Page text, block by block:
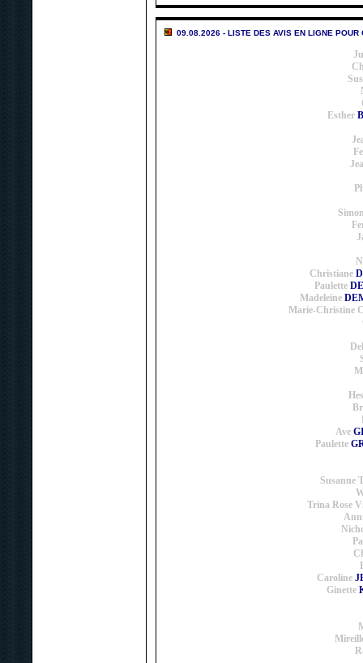
09.08.2026 - LISTE DES AVIS EN LIGNE POUR
Esther
Christiane
Paulette
Madeleine
Marie-Christine
Ave
Paulette
Susanne
Trina Rose
Caroline
Ginette